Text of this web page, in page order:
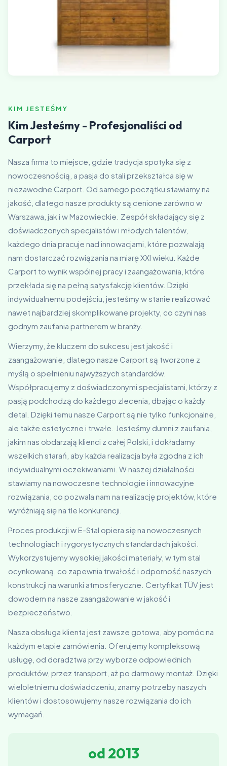
KIM JESTEŚMY
Kim Jesteśmy - Profesjonaliści od
Carport
Nasza firma to miejsce, gdzie tradycja spotyka się z
nowoczesnością, a pasja do stali przekształca się w
niezawodne Carport. Od samego początku stawiamy na
jakość, dlatego nasze produkty są cenione zarówno w
Warszawa, jak i w Mazowieckie. Zespół składający się z
doświadczonych specjalistów i młodych talentów,
każdego dnia pracuje nad innowacjami, które pozwalają
nam dostarczać rozwiązania na miarę XXI wieku. Każde
Carport to wynik wspólnej pracy i zaangażowania, które
przekłada się na pełną satysfakcję klientów. Dzięki
indywidualnemu podejściu, jesteśmy w stanie realizować
nawet najbardziej skomplikowane projekty, co czyni nas
godnym zaufania partnerem w branży.
Wierzymy, że kluczem do sukcesu jest jakość i
zaangażowanie, dlatego nasze Carport są tworzone z
myślą o spełnieniu najwyższych standardów.
Współpracujemy z doświadczonymi specjalistami, którzy z
pasją podchodzą do każdego zlecenia, dbając o każdy
detal. Dzięki temu nasze Carport są nie tylko funkcjonalne,
ale także estetyczne i trwałe. Jesteśmy dumni z zaufania,
jakim nas obdarzają klienci z całej Polski, i dokładamy
wszelkich starań, aby każda realizacja była zgodna z ich
indywidualnymi oczekiwaniami. W naszej działalności
stawiamy na nowoczesne technologie i innowacyjne
rozwiązania, co pozwala nam na realizację projektów, które
wyróżniają się na tle konkurencji.
Proces produkcji w E-Stal opiera się na nowoczesnych
technologiach i rygorystycznych standardach jakości.
Wykorzystujemy wysokiej jakości materiały, w tym stal
ocynkowaną, co zapewnia trwałość i odporność naszych
konstrukcji na warunki atmosferyczne. Certyfikat TÜV jest
dowodem na nasze zaangażowanie w jakość i
bezpieczeństwo.
Nasza obsługa klienta jest zawsze gotowa, aby pomóc na
każdym etapie zamówienia. Oferujemy kompleksową
usługę, od doradztwa przy wyborze odpowiednich
produktów, przez transport, aż po darmowy montaż. Dzięki
wieloletniemu doświadczeniu, znamy potrzeby naszych
klientów i dostosowujemy nasze rozwiązania do ich
wymagań.
od 2013